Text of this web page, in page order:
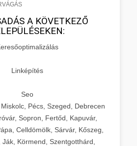
A KÖVETKEZŐ
Linképítés
Seo
Pécs, Szeged, Debrecen
Sopron, Fertőd, Kapuvár,
Celldömölk, Sárvár, Kőszeg,
Ják, Körmend, Szentgotthárd,